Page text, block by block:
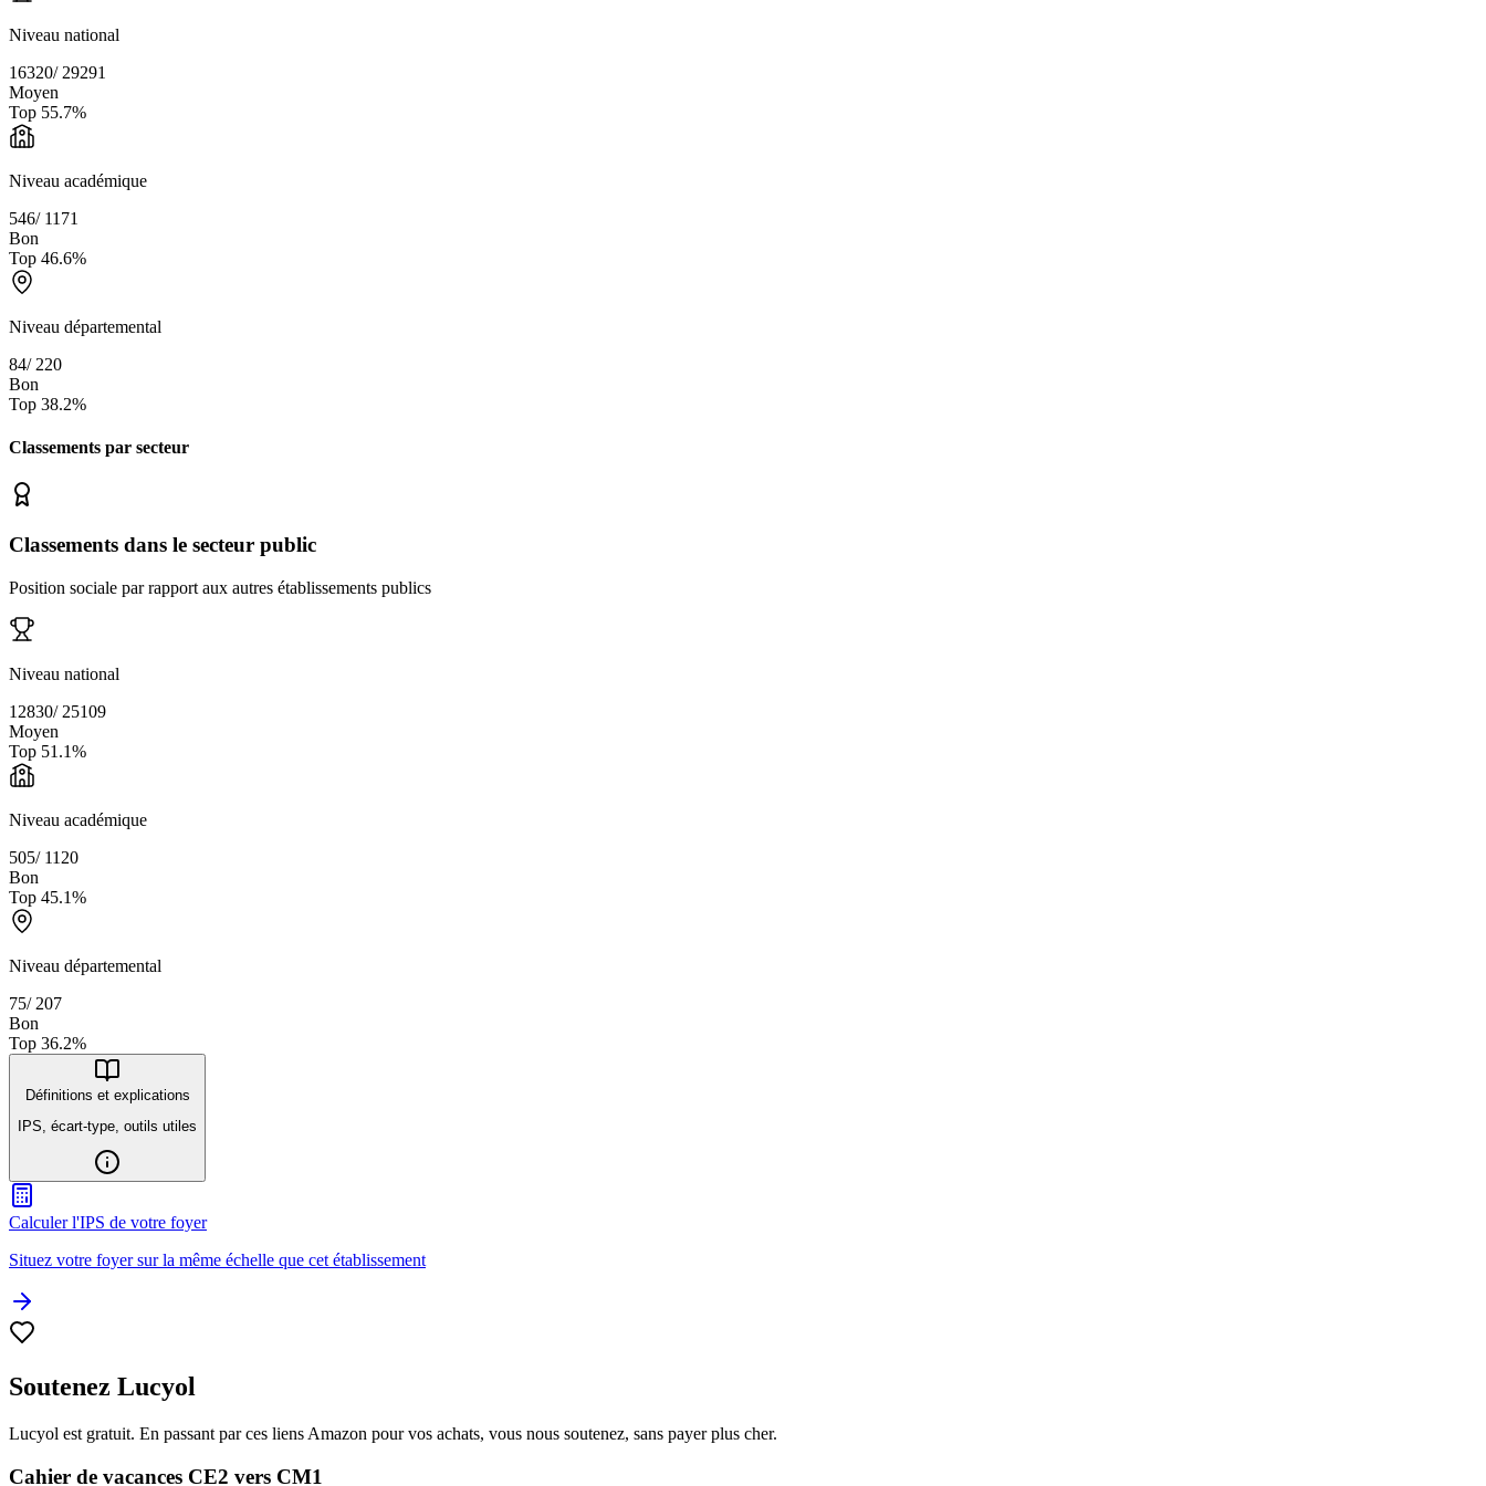
Niveau national
16320/ 29291
Moyen
Top 55.7%
Niveau académique
546/ 1171
Bon
Top 46.6%
Niveau départemental
84/ 220
Bon
Top 38.2%
Classements par secteur
Classements dans le secteur public
Position sociale par rapport aux autres établissements publics
Niveau national
12830/ 25109
Moyen
Top 51.1%
Niveau académique
505/ 1120
Bon
Top 45.1%
Niveau départemental
75/ 207
Bon
Top 36.2%
Définitions et explications
IPS, écart-type, outils utiles
Calculer l'IPS de votre foyer
Situez votre foyer sur la même échelle que cet établissement
Soutenez Lucyol
Lucyol est gratuit. En passant par ces liens Amazon pour vos achats, vous nous soutenez, sans payer plus cher.
Cahier de vacances CE2 vers CM1